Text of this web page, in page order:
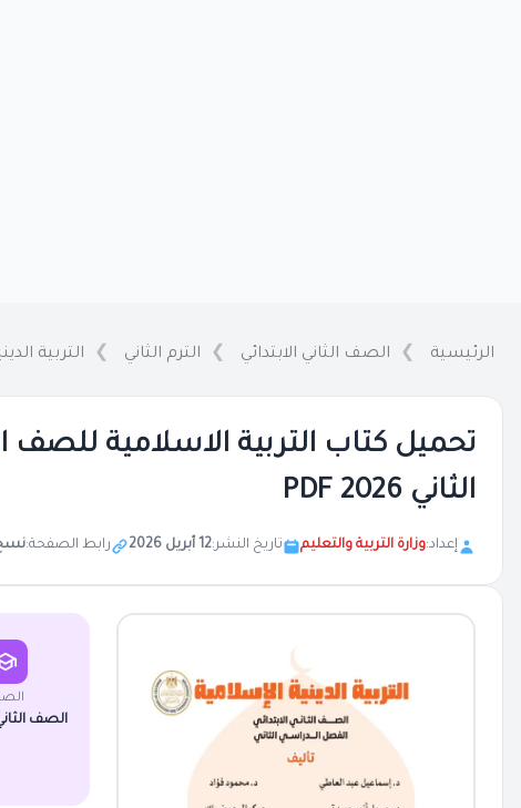
الرئيسية الصف الثاني الابتدائي الترم الثاني التربية
تحميل كتاب التربية الاسلامية للصف
الثاني 2026 PDF
إعداد:وزارة التربية والتعليم تاريخ النشر:12 أبريل 2026 رابط الصفحة:
الصف